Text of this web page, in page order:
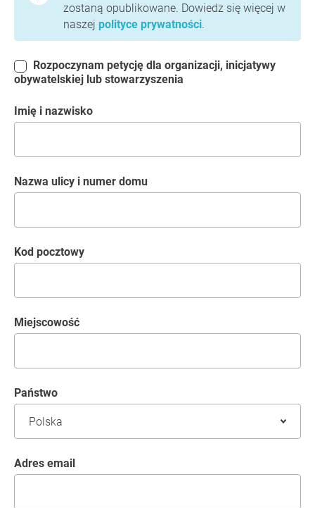
zostaną opublikowane. Dowiedz się więcej w
naszej polityce prywatności.
obywatelskiej lub stowarzyszenia
Imię i nazwisko
Nazwa ulicy i numer domu
kod pocztowy
Miejscowość
Państwo
Adres email